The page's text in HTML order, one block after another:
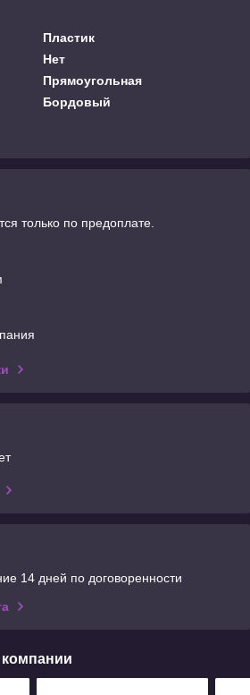
Пластик
Нет
Прямоугольная
Бордовый
только по предоплате.
14 дней по договоренности